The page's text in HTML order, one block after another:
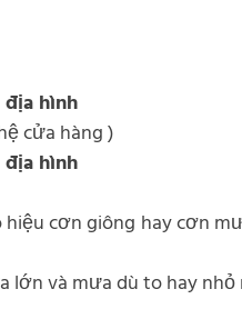
hình
cửa hàng )
hình
cơn giông hay cơn
lớn và mưa dù to hay